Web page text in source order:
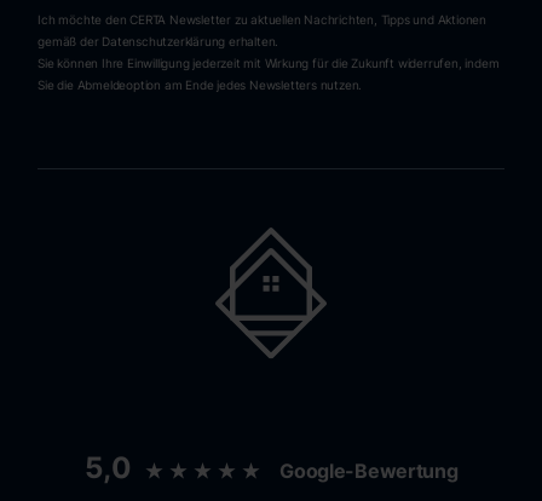
Ich möchte den CERTA Newsletter zu aktuellen Nachrichten, Tipps und Aktionen
gemäß der Datenschutzerklärung erhalten.
Sie können Ihre Einwilligung jederzeit mit Wirkung für die Zukunft widerrufen, indem
Sie die Abmeldeoption am Ende jedes Newsletters nutzen.
5,0 ★★★★★ Google-Bewertung